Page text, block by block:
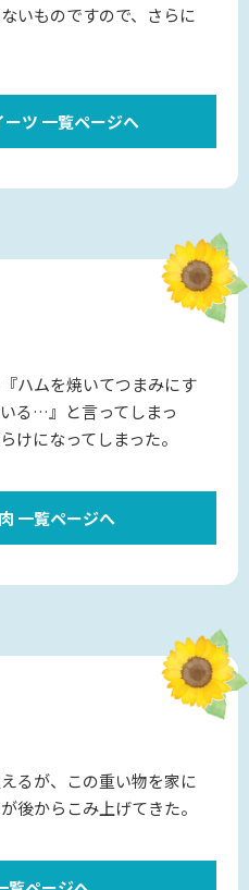
いものですので、さらに
ツ 一覧ページへ
ハムを焼いてつまみにす
る…』と言ってしまっ
けになってしまった。
一覧ページへ
るが、この重い物を家に
後からこみ上げてきた。